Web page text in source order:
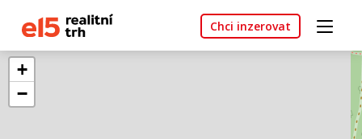
Chci inzerovat
+
−